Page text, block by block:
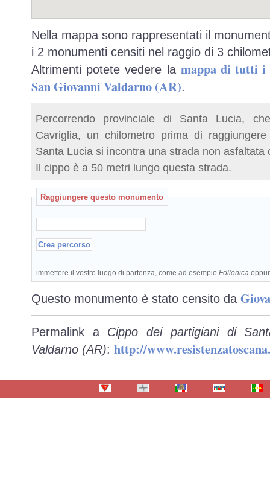
Nella mappa sono rappresentati il
i 2 monumenti censiti nel raggio di 3
Altrimenti potete vedere la mappa di tutti i
San Giovanni Valdarno (AR).
Percorrendo provinciale di Santa Lucia,
Cavriglia, un chilometro prima di
Santa Lucia si incontra una strada non asfaltata
Il cippo è a 50 metri lungo questa strada.
Raggiungere questo monumento
immettere il vostro luogo di partenza, come ad esempio Follonica
Questo monumento è stato censito da
Permalink a Cippo dei partigiani di
Valdarno (AR): http://